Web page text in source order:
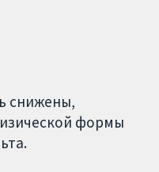
снижены,
формы